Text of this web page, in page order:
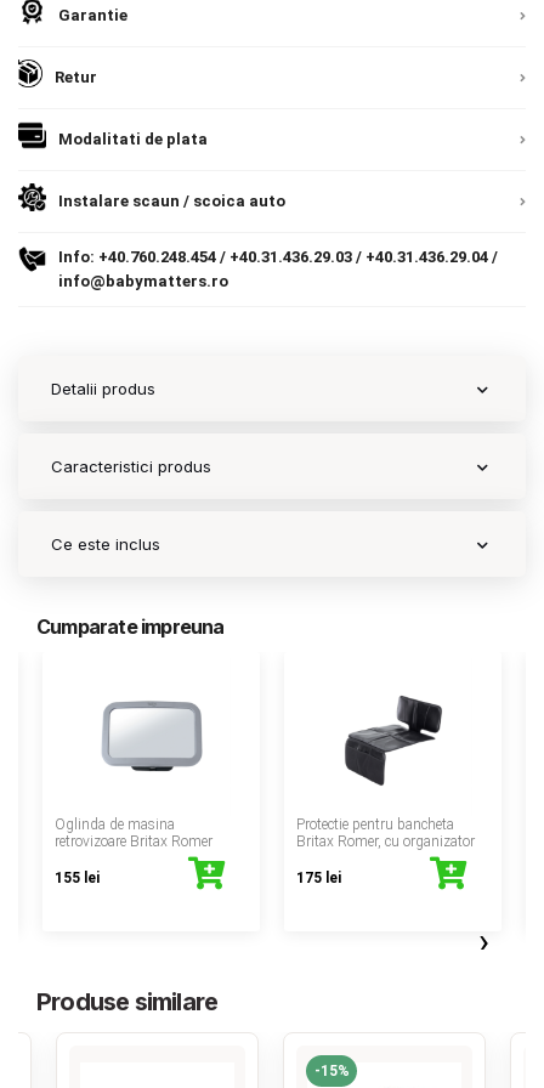
Copyright 2026 BabyMatters
Garantie
Retur
Modalitati de plata
Instalare scaun / scoica auto
Info: +40.760.248.454 / +40.31.436.29.03 / +40.31.436.29.04 /
info@babymatters.ro
Detalii produs
Caracteristici produs
Ce este inclus
Cumparate impreuna
Oglinda de masina
retrovizoare Britax Romer
155 lei
Protectie pentru bancheta
Britax Romer, cu organizator
175 lei
›
Produse similare
-15%